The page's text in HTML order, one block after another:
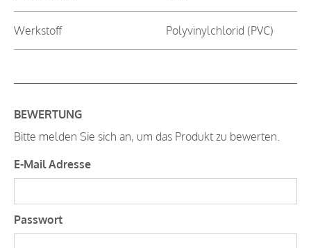
Werkstoff Polyvinylchlorid (PVC)
BEWERTUNG
Bitte melden Sie sich an, um das Produkt zu bewerten.
E-Mail Adresse
Passwort